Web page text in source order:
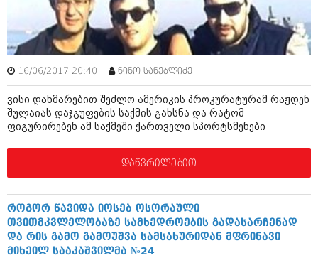
ნოემბერი 2010 (422)
ოქტომბერი 2010 (341)
სექტემბერი 2010 (449)
აგვისტო 2010 (461)
ივნისი 2010 (685)
მაისი 2010 (232)
აპრილი 2010 (229)
მარტი 2010 (454)
თებერვალი 2010 (421)
დეკემბერი 2009 (510)
ოქტომბერი 2009 (382)
სექტემბერი 2009 (541)
აგვისტო 2009 (14)
ივლისი 2009 (118)
თებერვალი 0216 (1)
16/06/2017 20:40 ნინო სანებლიძე
ვისი დახმარებით შეძლო ამერიკის პროკურატურამ რაჟდენ
შულაიას დაჯგუფების საქმის გახსნა და რატომ
ფიგურირებენ ამ საქმეში ქართველი სპორტსმენები
დაწვრილებით
როგორ წავიდა იოსებ ოსორაული
თვითმკვლელობაზე სამხედროების გადასარჩენად
და რის გამო გამოუშვა სამსახურიდან მფრინავი
მიხეილ სააკაშვილმა №24